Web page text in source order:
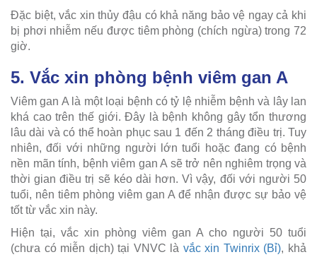
Đặc biệt, vắc xin thủy đậu có khả năng bảo vệ ngay cả khi
bị phơi nhiễm nếu được tiêm phòng (chích ngừa) trong 72
giờ.
5. Vắc xin phòng bệnh viêm gan A
Viêm gan A là một loại bệnh có tỷ lệ nhiễm bệnh và lây lan
khá cao trên thế giới. Đây là bệnh không gây tổn thương
lâu dài và có thể hoàn phục sau 1 đến 2 tháng điều trị. Tuy
nhiên, đối với những người lớn tuổi hoặc đang có bệnh
nền mãn tính, bệnh viêm gan A sẽ trở nên nghiêm trọng và
thời gian điều trị sẽ kéo dài hơn. Vì vậy, đối với người 50
tuổi, nên tiêm phòng viêm gan A để nhận được sự bảo vệ
tốt từ vắc xin này.
Hiện tại, vắc xin phòng viêm gan A cho người 50 tuổi
(chưa có miễn dịch) tại VNVC là vắc xin Twinrix (Bỉ), khả